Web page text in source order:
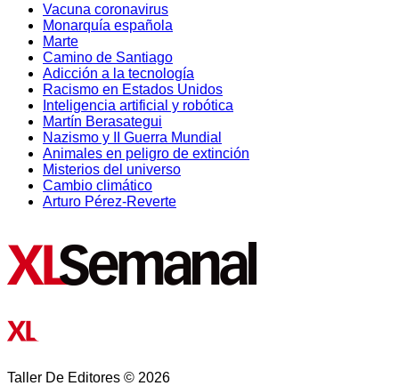
Vacuna coronavirus
Monarquía española
Marte
Camino de Santiago
Adicción a la tecnología
Racismo en Estados Unidos
Inteligencia artificial y robótica
Martín Berasategui
Nazismo y II Guerra Mundial
Animales en peligro de extinción
Misterios del universo
Cambio climático
Arturo Pérez-Reverte
Taller De Editores © 2026